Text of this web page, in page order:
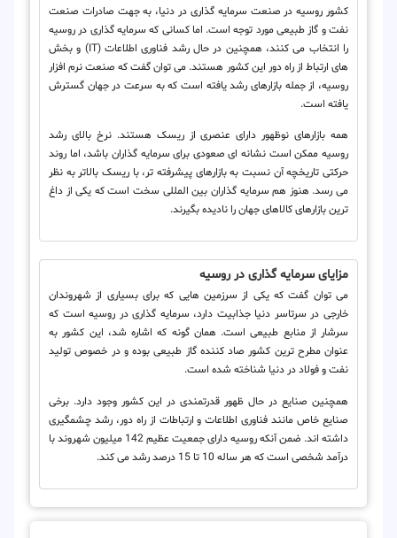
کشور روسیه در صنعت سرمایه گذاری در دنیا، به جهت صادرات صنعت
نفت و گاز طبیعی مورد توجه است. اما کسانی که سرمایه گذاری در روسیه
را انتخاب می کنند، همچنین در حال رشد فناوری اطلاعات (IT) و بخش
های ارتباط از راه دور این کشور هستند. می توان گفت که صنعت نرم افزار
روسیه، از جمله بازارهای رشد یافته است که به سرعت در جهان گسترش
یافته است.
همه بازارهای نوظهور دارای عنصری از ریسک هستند. نرخ بالای رشد
روسیه ممکن است نشانه ای صعودی برای سرمایه گذاران باشد، اما روند
حرکتی تاریخچه آن نسبت به بازارهای پیشرفته تر، با ریسک بالاتر به نظر
می رسد. هنوز هم سرمایه گذاران بین المللی سخت است که یکی از داغ
ترین بازارهای کالاهای جهان را نادیده بگیرند.
مزایای سرمایه گذاری در روسیه
می توان گفت که یکی از سرزمین هایی که برای بسیاری از شهروندان
خارجی در سرتاسر دنیا جذابیت دارد، سرمایه گذاری در روسیه است که
سرشار از منابع طبیعی است. همان گونه که اشاره شد، این کشور به
عنوان مطرح ترین کشور صاد کننده گاز طبیعی بوده و در خصوص تولید
نفت و فولاد در دنیا شناخته شده است.
همچنین صنایع در حال ظهور قدرتمندی در این کشور وجود دارد. برخی
صنایع خاص مانند فناوری اطلاعات و ارتباطات از راه دور، رشد چشمگیری
داشته اند. ضمن آنکه روسیه دارای جمعیت عظیم 142 میلیون شهروند با
درآمد شخصی است که هر ساله 10 تا 15 درصد رشد می کند.